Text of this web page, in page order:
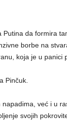
da formira
borbe na
koja je u panici
Pinčuk.
već i u
svojih